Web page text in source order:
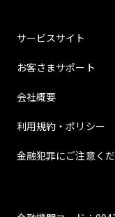
サービスサイト
お客さまサポート
会社概要
利用規約・ポリシー
金融犯罪にご注意く